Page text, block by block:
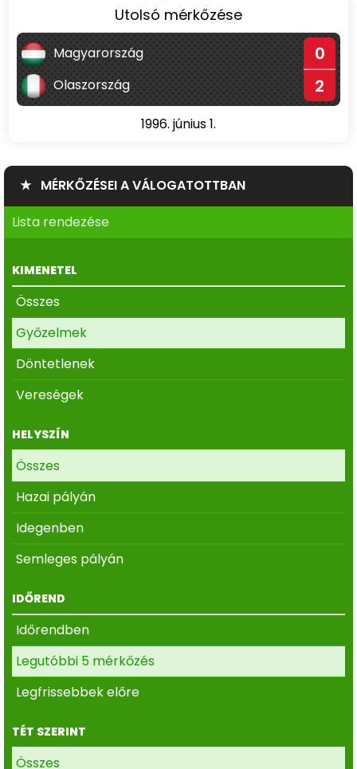
Utolsó mérkőzése
Magyarország 0
Olaszország 2
1996. június 1.
★ MÉRKŐZÉSEI A VÁLOGATOTTBAN
Lista rendezése
KIMENETEL
Összes
Győzelmek
Döntetlenek
Vereségek
HELYSZÍN
Összes
Hazai pályán
Idegenben
Semleges pályán
IDŐREND
Időrendben
Legutóbbi 5 mérkőzés
Legfrissebbek előre
TÉT SZERINT
Összes